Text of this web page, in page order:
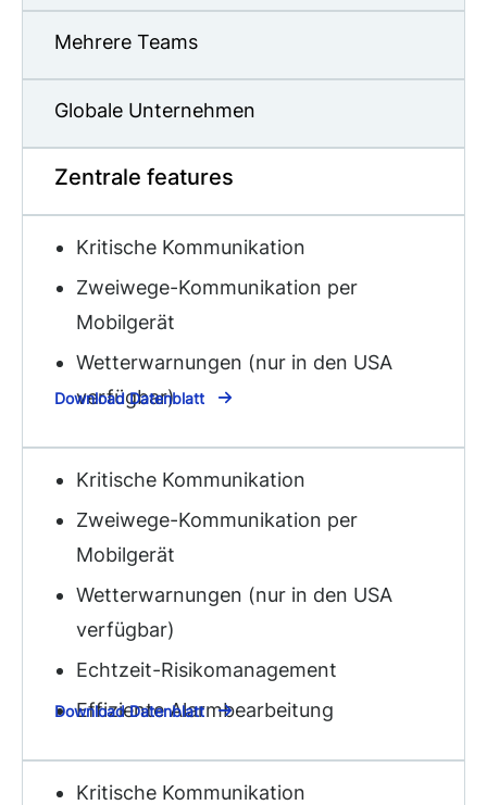
Mehrere Teams
Globale Unternehmen
Zentrale features
Kritische Kommunikation
Zweiwege-Kommunikation per
Mobilgerät
Wetterwarnungen (nur in den USA
verfügbar)
Download Datenblatt
Kritische Kommunikation
Zweiwege-Kommunikation per
Mobilgerät
Wetterwarnungen (nur in den USA
verfügbar)
Echtzeit-Risikomanagement
Effiziente Alarmbearbeitung
Download Datenblatt
Kritische Kommunikation